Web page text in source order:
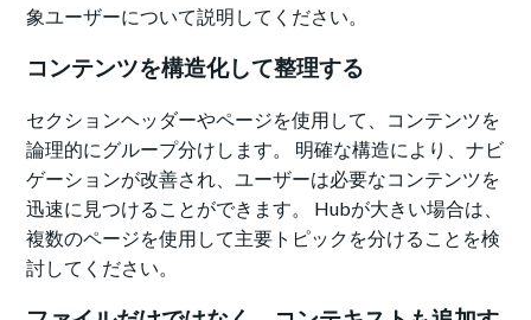
象ユーザーについて説明してください。
コンテンツを構造化して整理する
セクションヘッダーやページを使用して、コンテンツを
論理的にグループ分けします。 明確な構造により、ナビ
ゲーションが改善され、ユーザーは必要なコンテンツを
迅速に見つけることができます。 Hubが大きい場合は、
複数のページを使用して主要トピックを分けることを検
討してください。